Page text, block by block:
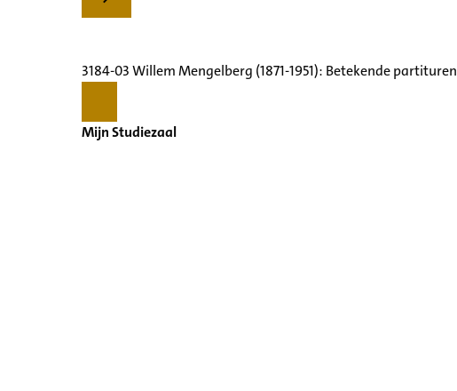
3184-03 Willem Mengelberg (1871-1951): Betekende partituren
Mijn Studiezaal